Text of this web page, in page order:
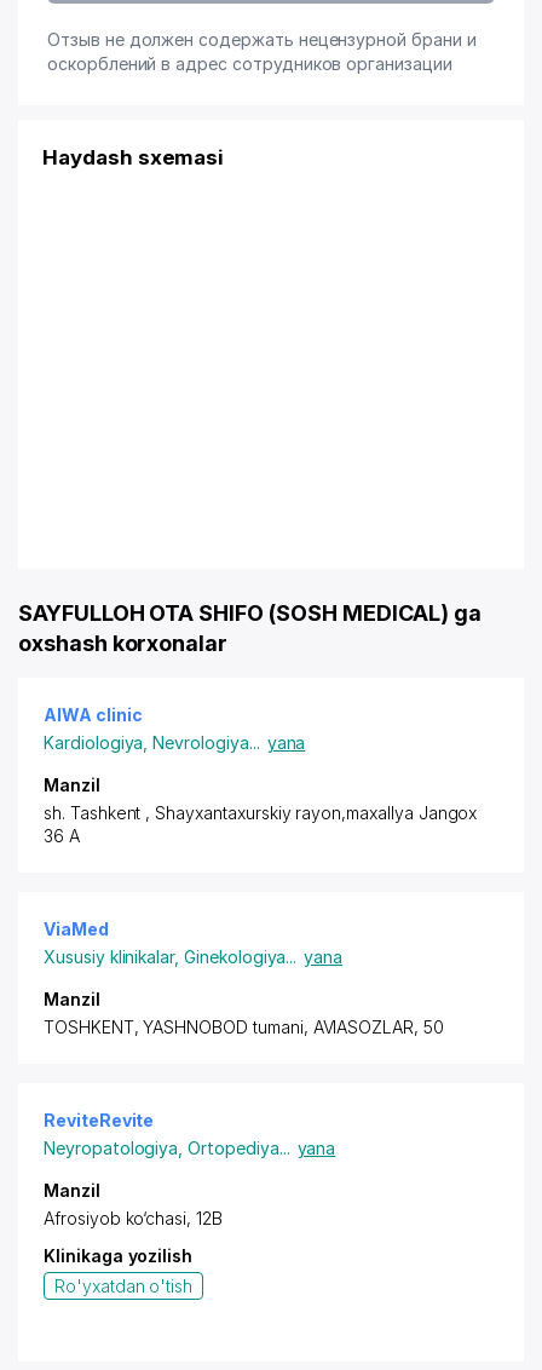
Отзыв не должен содержать нецензурной брани и
оскорблений в адрес сотрудников организации
Haydash sxemasi
SAYFULLOH OTA SHIFO (SOSH MEDICAL) ga
oxshash korxonalar
AIWA clinic
Kardiologiya ,Nevrologiya... yana
Manzil
sh. Tashkent ,Shayxantaxurskiy rayon,maxallya Jangox
36 A
ViaMed
Xususiy klinikalar,Ginekologiya... yana
Manzil
TOSHKENT, YASHNOBOD tumani, AVIASOZLAR, 50
ReviteRevite
Neyropatologiya ,Ortopediya... yana
Manzil
Afrosiyob ko‘chasi, 12B
Klinikaga yozilish
Ro'yxatdan o'tish